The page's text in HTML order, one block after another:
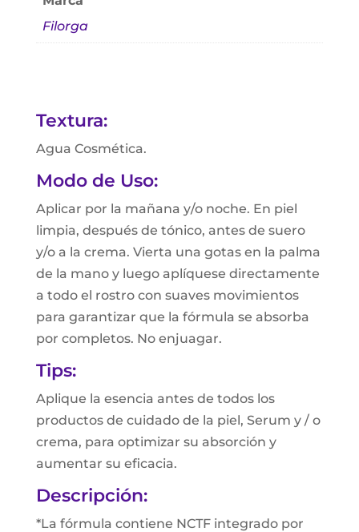
Filorga
Textura:
Agua Cosmética.
Modo de Uso:
Aplicar por la mañana y/o noche. En piel
limpia, después de tónico, antes de suero
y/o a la crema. Vierta una gotas en la palma
de la mano y luego aplíquese directamente
a todo el rostro con suaves movimientos
para garantizar que la fórmula se absorba
por completos. No enjuagar.
Tips:
Aplique la esencia antes de todos los
productos de cuidado de la piel, Serum y / o
crema, para optimizar su absorción y
aumentar su eficacia.
Descripción:
*La fórmula contiene NCTF integrado por